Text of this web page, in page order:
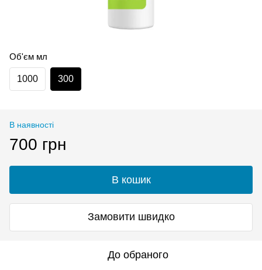
Об'єм мл
1000 300
В наявності
700 грн
В кошик
Замовити швидко
До обраного